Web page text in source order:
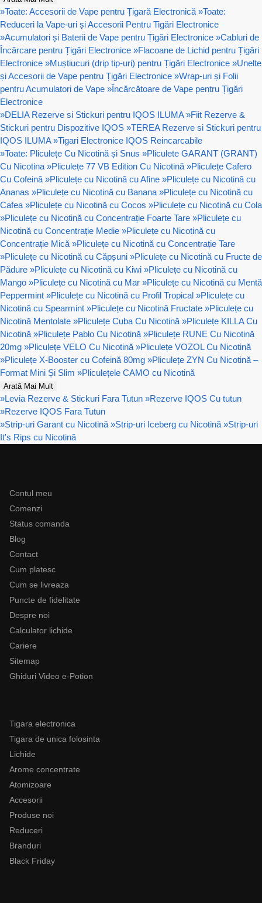
»Toate: Accesorii de Vape pentru Țigară Electronică »Toate:
Reduceri la Vape-uri și Accesorii Pentru Tigări Electronice
»Acumulatori și Baterii de Vape pentru Țigări Electronice »Cabluri de
Încărcare pentru Țigări Electronice »Flacoane de Lichid pentru Țigări
Electronice »Muștiucuri (drip tip-uri) pentru Țigări Electronice »Unelte
și Accesorii de Vape pentru Țigări Electronice »Wrap-uri și Folii
pentru Acumulatori de Vape »Încărcătoare de Vape pentru Țigări
Electronice
»DELIA Rezerve si Stickuri pentru IQOS ILUMA »Fiit Rezerve &
Stickuri pentru Dispozitive IQOS »TEREA Rezerve si Stickuri pentru
IQOS ILUMA »Tigari Electronice IQOS Reincarcabile
»Toate: Pliculețe Cu Nicotină și Snus »Pliculete GARANT (GRANT)
Cu Nicotina »Pliculețe 77 VB Edition Cu Nicotină »Pliculețe Cafero
Cu Cofeină »Pliculețe cu Nicotină cu Afine »Pliculețe cu Nicotină cu
Ananas »Pliculețe cu Nicotină cu Banana »Pliculețe cu Nicotină cu
Cafea »Pliculețe cu Nicotină cu Cocos »Pliculețe cu Nicotină cu Cola
»Pliculețe cu Nicotină cu Concentrație Foarte Tare »Pliculețe cu
Nicotină cu Concentrație Medie »Pliculețe cu Nicotină cu
Concentrație Mică »Pliculețe cu Nicotină cu Concentrație Tare
»Pliculețe cu Nicotină cu Căpșuni »Pliculețe cu Nicotină cu Fructe de
Pădure »Pliculețe cu Nicotină cu Kiwi »Pliculețe cu Nicotină cu
Mango »Pliculețe cu Nicotină cu Mar »Pliculețe cu Nicotină cu Mentă
Peppermint »Pliculețe cu Nicotină cu Profil Tropical »Pliculețe cu
Nicotină cu Spearmint »Pliculețe cu Nicotină Fructate »Pliculețe cu
Nicotină Mentolate »Pliculețe Cuba Cu Nicotină »Pliculețe KILLA Cu
Nicotină »Pliculețe Pablo Cu Nicotină »Pliculețe RUNE Cu Nicotină
20mg »Pliculețe VELO Cu Nicotină »Pliculețe VOZOL Cu Nicotină
»Pliculețe X-Booster cu Cofeină 80mg »Pliculețe ZYN Cu Nicotină –
Format Mini Și Slim »Pliculețele CAMO cu Nicotină
Arată Mai Mult
»Levia Rezerve & Stickuri Fara Tutun »Rezerve IQOS Cu tutun
»Rezerve IQOS Fara Tutun
»Strip-uri Garant cu Nicotină »Strip-uri Iceberg cu Nicotină »Strip-uri
It's Rips cu Nicotină
Contul meu
Comenzi
Status comanda
Blog
Contact
Cum platesc
Cum se livreaza
Puncte de fidelitate
Despre noi
Calculator lichide
Cariere
Sitemap
Ghiduri Video e-Potion
Tigara electronica
Tigara de unica folosinta
Lichide
Arome concentrate
Atomizoare
Accesorii
Produse noi
Reduceri
Branduri
Black Friday